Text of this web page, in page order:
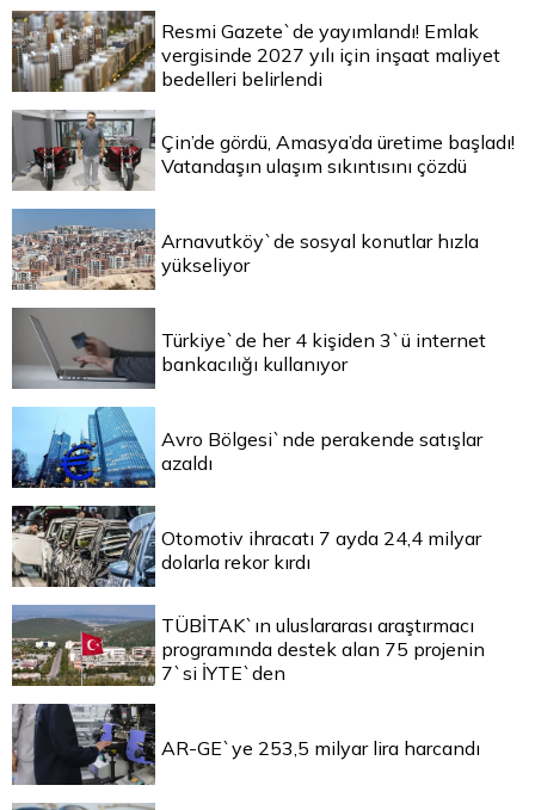
Resmi Gazete`de yayımlandı! Emlak
vergisinde 2027 yılı için inşaat maliyet
bedelleri belirlendi
Çin’de gördü, Amasya’da üretime başladı!
Vatandaşın ulaşım sıkıntısını çözdü
Arnavutköy`de sosyal konutlar hızla
yükseliyor
Türkiye`de her 4 kişiden 3`ü internet
bankacılığı kullanıyor
Avro Bölgesi`nde perakende satışlar
azaldı
Otomotiv ihracatı 7 ayda 24,4 milyar
dolarla rekor kırdı
TÜBİTAK`ın uluslararası araştırmacı
programında destek alan 75 projenin
7`si İYTE`den
AR-GE`ye 253,5 milyar lira harcandı